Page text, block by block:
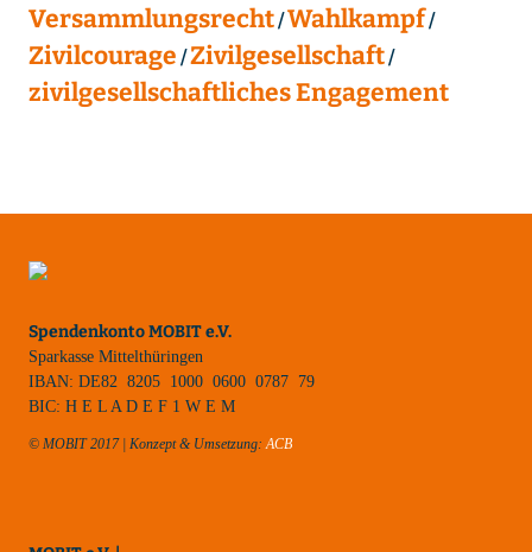
Versammlungsrecht Wahlkampf
Zivilcourage Zivilgesellschaft
zivilgesellschaftliches Engagement
Spendenkonto MOBIT e.V.
Sparkasse Mittelthüringen
IBAN: DE82 8205 1000 0600 0787 79
BIC: H E L A D E F 1 W E M
© MOBIT 2017 | Konzept & Umsetzung:ACB